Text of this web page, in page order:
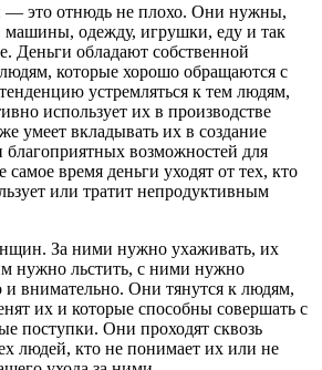
— это отнюдь не плохо. Они нужны,
машины, одежду, игрушки, еду и так
Деньги обладают собственной
которые хорошо обращаются с
устремляться к тем людям,
использует их в производстве
умеет вкладывать их в создание
возможностей для
время деньги уходят от тех, кто
или тратит непродуктивным
За ними нужно ухаживать, их
нужно льстить, с ними нужно
и внимательно. Они тянутся к людям,
их и которые способны совершать с
поступки. Они проходят сквозь
людей, кто не понимает их или не